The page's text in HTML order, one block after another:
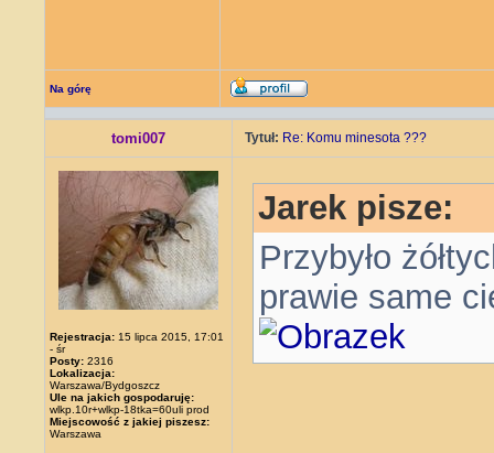
Na górę
tomi007 Tytuł: Re: Komu minesota ???
Rejestracja: 15 lipca 2015, 17:01
- śr
Posty: 2316
Lokalizacja:
Warszawa/Bydgoszcz
Ule na jakich gospodaruję:
wlkp.10r+wlkp-18tka=60uli prod
Miejscowość z jakiej piszesz:
Warszawa
Jarek pisze:
Przybyło
prawie same